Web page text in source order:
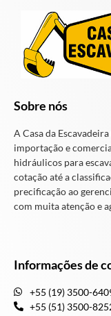
Sobre nós
A Casa da
importação e
hidráulicos para
cotação até a
precificação ao
com muita atenção e
Informações de
+55 (19) 3500-
+55 (51) 3500-